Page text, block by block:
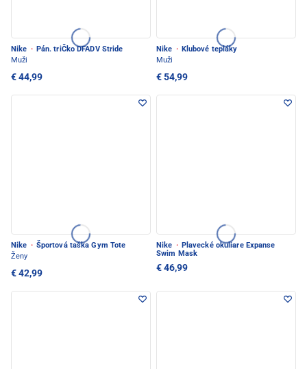
Nike · Pán. triČko DFADV Stride
Muži
€ 44,99
Nike · Klubové tepláky
Muži
€ 54,99
Nike · Športová taška Gym Tote
Ženy
€ 42,99
Nike · Plavecké okuliare Expanse
Swim Mask
€ 46,99